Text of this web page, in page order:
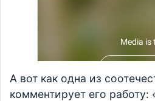
А вот как одна из
комментирует его